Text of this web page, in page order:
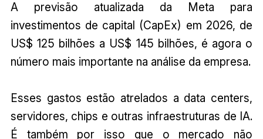
A previsão atualizada da Meta para
investimentos de capital (CapEx) em 2026, de
US$ 125 bilhões a US$ 145 bilhões, é agora o
número mais importante na análise da empresa.
Esses gastos estão atrelados a data centers,
servidores, chips e outras infraestruturas de IA.
É também por isso que o mercado não